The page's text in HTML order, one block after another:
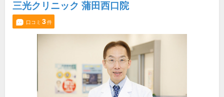
三光クリニック 蒲田西口院
口コミ 3件